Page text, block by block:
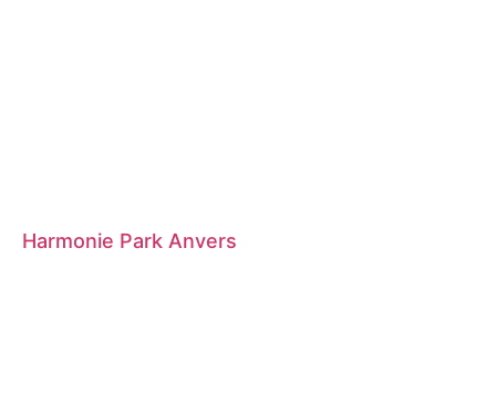
Harmonie Park Anvers